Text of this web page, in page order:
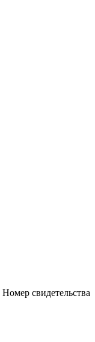
Номер свидетельства